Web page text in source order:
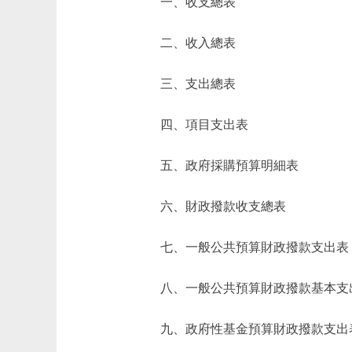
二、收入總表
三、支出總表
四、項目支出表
五、政府採購預算明細表
六、財政撥款收支總表
七、一般公共預算財政撥款支出表
八、一般公共預算財政撥款基本支
九、政府性基金預算財政撥款支出